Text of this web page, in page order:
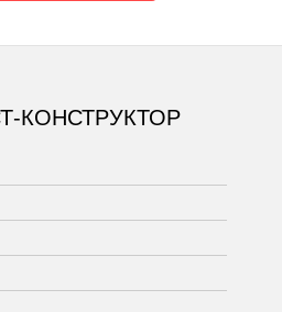
КОНСТРУКТОР